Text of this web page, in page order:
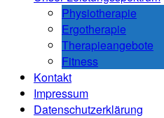
Physiotherapie
Ergotherapie
Therapieangebote
Fitness
Kontakt
Impressum
Datenschutzerklärung